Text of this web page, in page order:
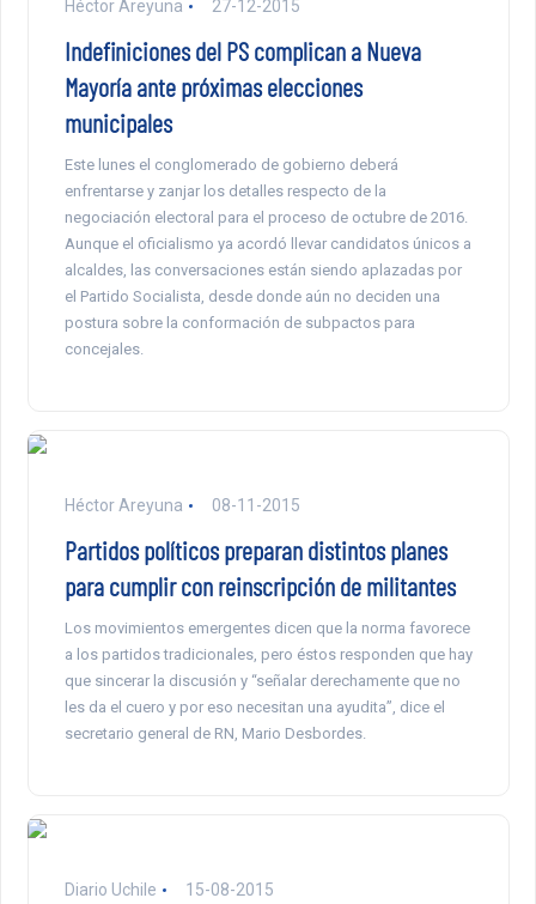
Héctor Areyuna 27-12-2015
Indefiniciones del PS complican a Nueva
Mayoría ante próximas elecciones
municipales
Este lunes el conglomerado de gobierno deberá
enfrentarse y zanjar los detalles respecto de la
negociación electoral para el proceso de octubre de 2016.
Aunque el oficialismo ya acordó llevar candidatos únicos a
alcaldes, las conversaciones están siendo aplazadas por
el Partido Socialista, desde donde aún no deciden una
postura sobre la conformación de subpactos para
concejales.
Héctor Areyuna 08-11-2015
Partidos políticos preparan distintos planes
para cumplir con reinscripción de militantes
Los movimientos emergentes dicen que la norma favorece
a los partidos tradicionales, pero éstos responden que hay
que sincerar la discusión y “señalar derechamente que no
les da el cuero y por eso necesitan una ayudita”, dice el
secretario general de RN, Mario Desbordes.
Diario Uchile 15-08-2015